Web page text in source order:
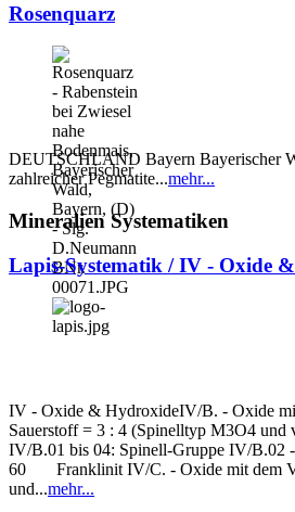
Rosenquarz
DEUTSCHLAND Bayern Bayerischer
zahlreicher Pegmatite...mehr...
Mineralien Systematiken
Lapis-Systematik / IV - Oxide
IV - Oxide & HydroxideIV/B. - Oxide
Sauerstoff = 3 : 4 (Spinelltyp M3O4 und
IV/B.01 bis 04: Spinell-Gruppe IV/B.02
60 Franklinit IV/C. - Oxide mit dem
und...mehr...